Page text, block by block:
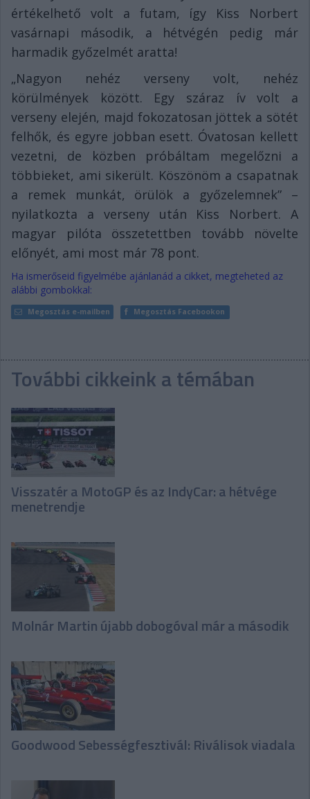
értékelhető volt a futam, így Kiss Norbert
vasárnapi második, a hétvégén pedig már
harmadik győzelmét aratta!
„Nagyon nehéz verseny volt, nehéz
körülmények között. Egy száraz ív volt a
verseny elején, majd fokozatosan jöttek a sötét
felhők, és egyre jobban esett. Óvatosan kellett
vezetni, de közben próbáltam megelőzni a
többieket, ami sikerült. Köszönöm a csapatnak
a remek munkát, örülök a győzelemnek” –
nyilatkozta a verseny után Kiss Norbert. A
magyar pilóta összetettben tovább növelte
előnyét, ami most már 78 pont.
Ha ismerőseid figyelmébe ajánlanád a cikket, megteheted az
alábbi gombokkal:
Megosztás e-mailben Megosztás Facebookon
További cikkeink a témában
Visszatér a MotoGP és az IndyCar: a hétvége
menetrendje
Molnár Martin újabb dobogóval már a második
Goodwood Sebességfesztivál: Riválisok viadala